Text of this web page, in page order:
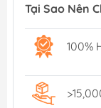
Tại Sao Nên
100%